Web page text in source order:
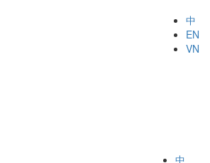
中
EN
VN
中